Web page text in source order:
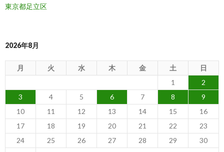
東京都足立区
2026年8月
月 火 水 木 金 土
日
1
2
3
4 5 6 7 8
9
10
11 12 13 14 15
16
17
18 19 20 21 22
23
24
25 26 27 28 29
30